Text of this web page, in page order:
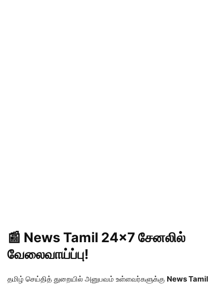
📰 News Tamil 24×7 சேனலில்
வேலைவாய்ப்பு!
தமிழ் செய்தித் துறையில் அனுபவம் உள்ளவர்களுக்கு News Tamil